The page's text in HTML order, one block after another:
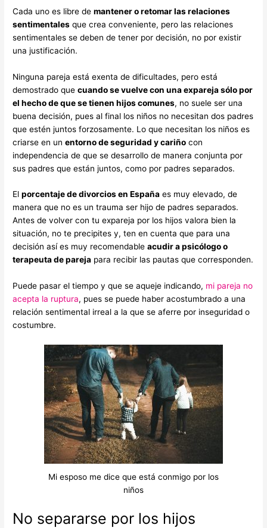
Cada uno es libre demantener o retomar las relaciones
sentimentales que crea conveniente, pero las relaciones
sentimentales se deben de tener por decisión, no por existir
una justificación.
Ninguna pareja está exenta de dificultades, pero está
demostrado quecuando se vuelve con una expareja sólo por
el hecho de que se tienen hijos comunes, no suele ser una
buena decisión, pues al final los niños no necesitan dos padres
que estén juntos forzosamente. Lo que necesitan los niños es
criarse en unentorno de seguridad y cariño con
independencia de que se desarrollo de manera conjunta por
sus padres que están juntos, como por padres separados.
Elporcentaje de divorcios en España es muy elevado, de
manera que no es un trauma ser hijo de padres separados.
Antes de volver con tu expareja por los hijos valora bien la
situación, no te precipites y, ten en cuenta que para una
decisión así es muy recomendableacudir a psicólogo o
terapeuta de pareja para recibir las pautas que corresponden.
Puede pasar el tiempo y que se aqueje indicando, mi pareja no
acepta la ruptura, pues se puede haber acostumbrado a una
relación sentimental irreal a la que se aferre por inseguridad o
costumbre.
Mi esposo me dice que está conmigo por los
niños
No separarse por los hijos